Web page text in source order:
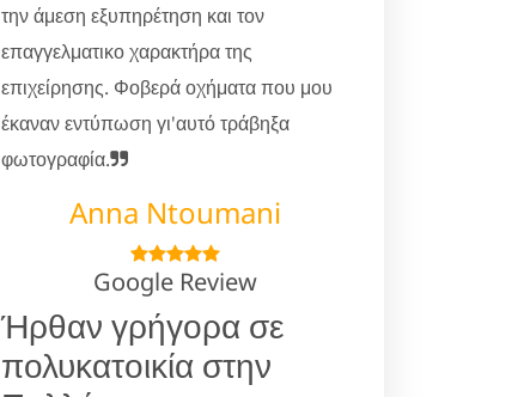
την άμεση εξυπηρέτηση και τον
επαγγελματικο χαρακτήρα της
επιχείρησης. Φοβερά οχήματα που μου
έκαναν εντύπωση γι'αυτό τράβηξα
φωτογραφία.
Anna Ntoumani
Google Review
Ήρθαν γρήγορα σε
πολυκατοικία στην